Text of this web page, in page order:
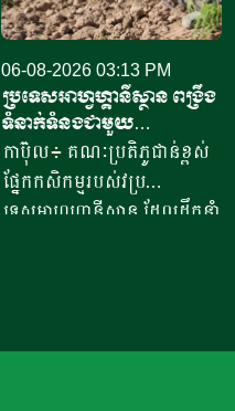
ប្រាំបីលានរៀល​ក្នុងមួយថ្ងៃ​។ អ្នក
ស្រី ថ្លុង ថាន ម្ចាស់ហាង​យីហោ
“អាកោត្នោតព្រះដាក់” នៅឃុំព្រះ
ដាក់​ ស្រុក​បន្ទាយស្រី ខេត្ត
សៀមរាប​ បានឱ្យដឹង​ថា មុខរបរ
ធ្វើនំអាកោត្នោត​លក់ជូនប្រជា
ពលរដ្ឋនិងភ្ញៀវទេសចរណ៍
អន្តរជាតិ​ ក្នុងពេលសព្វថ្ងៃនេះ
06-08-2026 03:13 PM
ប្រទេសអាហ្វហ្គានីស្ថាន ពង្រឹង
ទំនាក់ទំនងជាមួយ
ប្រទេសម៉ុលដូវ៉ា ដើម្បីជំរុញ
កិច្ចសហប្រតិបត្តិការផ្នែក
វិទ្យាសាស្ត្រ និងកសិកម្ម
កាប៊ុល៖ គណៈប្រតិភូជាន់ខ្ពស់
ផ្នែកកសិកម្មរបស់វប្រ
ទេសអាហ្វហ្គានីស្ថាន ដែលដឹកនាំ